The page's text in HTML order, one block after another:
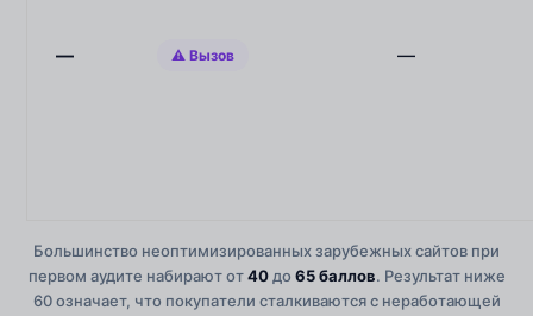
— ⚠ Вызов —
Большинство неоптимизированных зарубежных сайтов при
первом аудите набирают от40до 65 баллов. Результат ниже
60 означает, что покупатели сталкиваются с неработающей